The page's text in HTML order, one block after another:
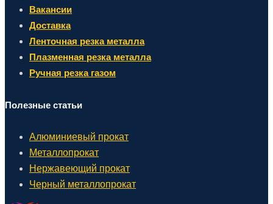
Вакансии
Доставка
Ленточная резка металла
Плазменная резка металла
Ручная резка газом
Полезные статьи
Алюминиевый прокат
Металлопрокат
Нержавеющий прокат
Черный металлопрокат